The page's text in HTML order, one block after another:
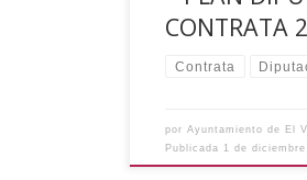
CONTRATA
Contrata
porAyuntamiento de El
Publicada 1 de